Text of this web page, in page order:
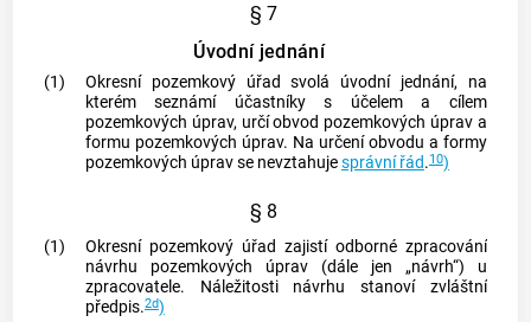
§ 7
Úvodní jednání
(1)
Okresní pozemkový úřad svolá úvodní jednání, na
kterém seznámí účastníky s účelem a cílem
pozemkových úprav, určí obvod pozemkových úprav a
formu pozemkových úprav. Na určení obvodu a formy
pozemkových úprav se nevztahujesprávní řád.10)
§ 8
(1)
Okresní pozemkový úřad zajistí odborné zpracování
návrhu pozemkových úprav (dále jen „návrh“) u
zpracovatele. Náležitosti návrhu stanoví zvláštní
předpis.2d)